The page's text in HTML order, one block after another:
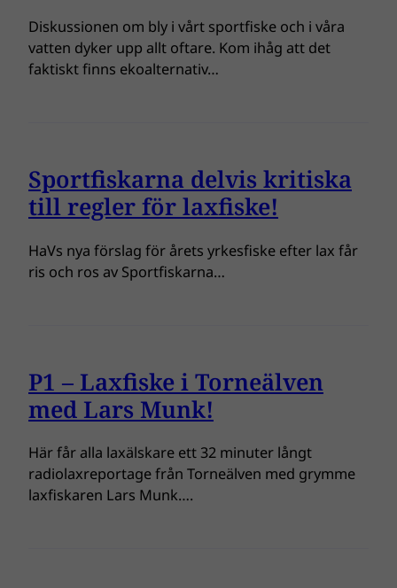
Diskussionen om bly i vårt sportfiske och i våra
vatten dyker upp allt oftare. Kom ihåg att det
faktiskt finns ekoalternativ…
Sportfiskarna delvis kritiska
till regler för laxfiske!
HaVs nya förslag för årets yrkesfiske efter lax får
ris och ros av Sportfiskarna…
P1 – Laxfiske i Torneälven
med Lars Munk!
Här får alla laxälskare ett 32 minuter långt
radiolaxreportage från Torneälven med grymme
laxfiskaren Lars Munk….